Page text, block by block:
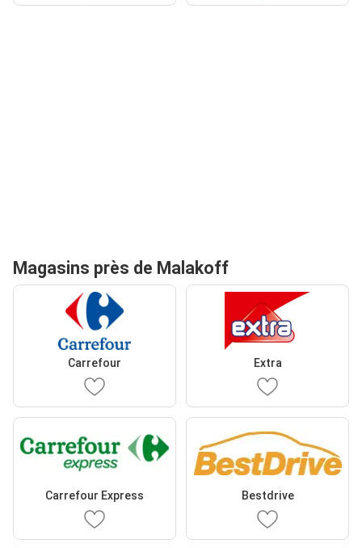
Magasins près de Malakoff
Carrefour Extra
Carrefour Express Bestdrive